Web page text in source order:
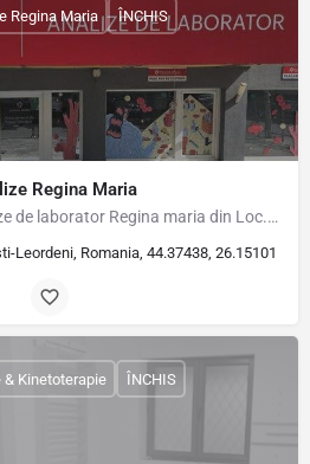
Regina Maria
Punctul de recoltare analize de laborator Regina maria din Loc. Popești Leordeni, Str. Amurgului, Nr. 23A,…
Leordeni, Romania, 44.37438, 26.15101
Regina Maria ÎNCHIS
& Kinetoterapie ÎNCHIS